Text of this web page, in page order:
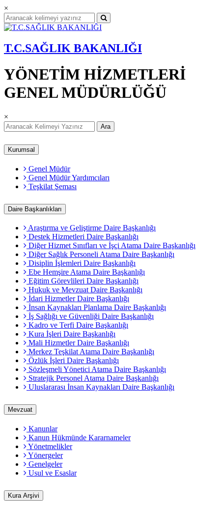
×
T.C.SAĞLIK BAKANLIĞI
YÖNETİM HİZMETLERİ
GENEL MÜDÜRLÜĞÜ
×
Ara
Kurumsal
Genel Müdür
Genel Müdür Yardımcıları
Teşkilat Şeması
Daire Başkanlıkları
Araştırma ve Geliştirme Daire Başkanlığı
Destek Hizmetleri Daire Başkanlığı
Diğer Hizmet Sınıfları ve İşçi Atama Daire Başkanlığı
Diğer Sağlık Personeli Atama Daire Başkanlığı
Disiplin İşlemleri Daire Başkanlığı
Ebe Hemşire Atama Daire Başkanlığı
Eğitim Görevlileri Daire Başkanlığı
Hukuk ve Mevzuat Daire Başkanlığı
İdari Hizmetler Daire Başkanlığı
İnsan Kaynakları Planlama Daire Başkanlığı
İş Sağlığı ve Güvenliği Daire Başkanlığı
Kadro ve Terfi Daire Başkanlığı
Kura İşleri Daire Başkanlığı
Mali Hizmetler Daire Başkanlığı
Merkez Teşkilat Atama Daire Başkanlığı
Özlük İşleri Daire Başkanlığı
Sözleşmeli Yönetici Atama Daire Başkanlığı
Stratejik Personel Atama Daire Başkanlığı
Uluslararası İnsan Kaynakları Daire Başkanlığı
Mevzuat
Kanunlar
Kanun Hükmünde Kararnameler
Yönetmelikler
Yönergeler
Genelgeler
Usul ve Esaslar
Kura Arşivi